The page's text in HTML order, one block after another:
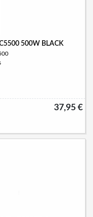
500W BLACK
37,95 €